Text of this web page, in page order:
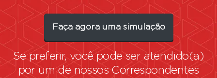
Faça agora uma simulação
Se preferir, você pode ser atendido(a)
por um de nossosCorrespondentes